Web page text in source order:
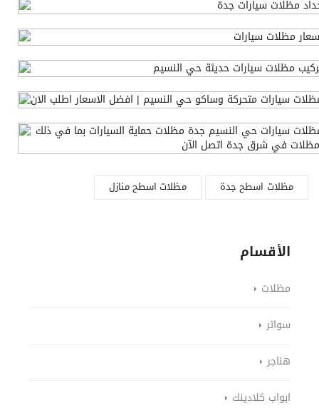
مظلات اسطح منازل مظلات اسطح جدة
الأقسام
مظلات
سواتر
هناجر
ابواب كلادينك